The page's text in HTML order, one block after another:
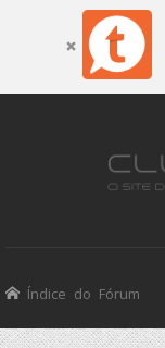
Índice do Fórum